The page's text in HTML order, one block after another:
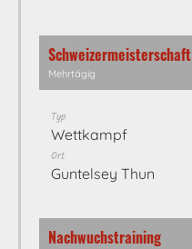
Schweizermeisterschaft
Mehrtägig
Typ
Wettkampf
Ort
Guntelsey Thun
Nachwuchstraining